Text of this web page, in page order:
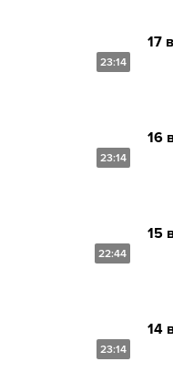
23:14
17
23:14
16
22:44
15
23:14
14